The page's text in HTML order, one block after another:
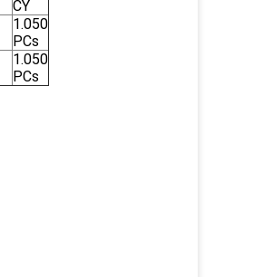
CY
1.050
PCs
1.050
PCs